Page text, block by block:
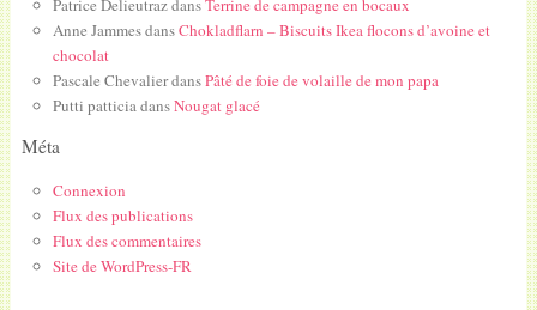
Patrice DelieutrazdansTerrine de campagne en bocaux
Anne JammesdansChokladflarn – Biscuits Ikea flocons d’avoine et
chocolat
Pascale ChevalierdansPâté de foie de volaille de mon papa
Putti patticiadansNougat glacé
Méta
Connexion
Flux des publications
Flux des commentaires
Site de WordPress-FR